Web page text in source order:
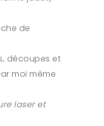
de
découpes et
moi même
laser et